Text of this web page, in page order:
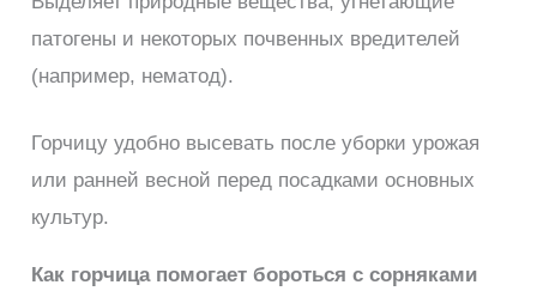
патогены и некоторых почвенных вредителей
(например, нематод).
Горчицу удобно высевать после уборки урожая
или ранней весной перед посадками основных
культур.
Как горчица помогает бороться с сорняками